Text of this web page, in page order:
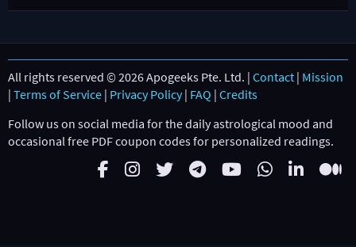
All rights reserved © 2026 Apogeeks Pte. Ltd. | Contact | Mission
| Terms of Service | Privacy Policy| FAQ | Credits
Follow us on social media for the daily astrological mood and
occasional free PDF coupon codes for personalized readings.